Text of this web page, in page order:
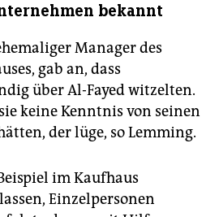
bekannt
Manager des
gab an, dass
über Al-Fayed witzelten.
keine Kenntnis von seinen
der lüge, so Lemming.
im Kaufhaus
Einzelpersonen